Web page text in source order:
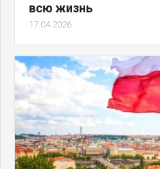
всю жизнь
17.04.2026